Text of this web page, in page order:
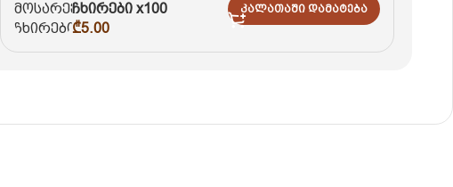
ჩხირები x100
₾5.00
Კალათაში Დამატება